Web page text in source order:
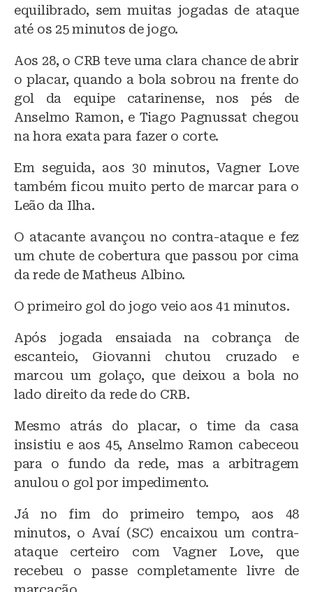
equilibrado, sem muitas jogadas de ataque
até os 25 minutos de jogo.
Aos 28, o CRB teve uma clara chance de abrir
o placar, quando a bola sobrou na frente do
gol da equipe catarinense, nos pés de
Anselmo Ramon, e Tiago Pagnussat chegou
na hora exata para fazer o corte.
Em seguida, aos 30 minutos, Vagner Love
também ficou muito perto de marcar para o
Leão da Ilha.
O atacante avançou no contra-ataque e fez
um chute de cobertura que passou por cima
da rede de Matheus Albino.
O primeiro gol do jogo veio aos 41 minutos.
Após jogada ensaiada na cobrança de
escanteio, Giovanni chutou cruzado e
marcou um golaço, que deixou a bola no
lado direito da rede do CRB.
Mesmo atrás do placar, o time da casa
insistiu e aos 45, Anselmo Ramon cabeceou
para o fundo da rede, mas a arbitragem
anulou o gol por impedimento.
Já no fim do primeiro tempo, aos 48
minutos, o Avaí (SC) encaixou um contra-
ataque certeiro com Vagner Love, que
recebeu o passe completamente livre de